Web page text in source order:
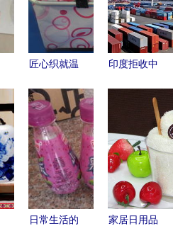
匠心织就温
诸暨市祥云
休闲日用品
厂的产品哲
学
印度拒收中
被巴西全部
收下 网友
称"真看得
起自己"
日常生活的
家居日用品